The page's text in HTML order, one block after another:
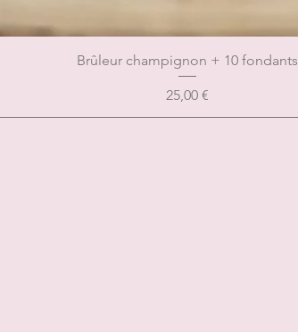
Brûleur champignon + 10 fondants
Prix
25,00 €